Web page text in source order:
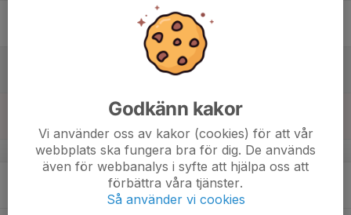
v.4
Träning F13
Skarpängs konstgräs Halvplan
Godkänn kakor
Vi använder oss av kakor (cookies) för att vår
webbplats ska fungera bra för dig. De används
även för webbanalys i syfte att hjälpa oss att
förbättra våra tjänster.
Så använder vi cookies